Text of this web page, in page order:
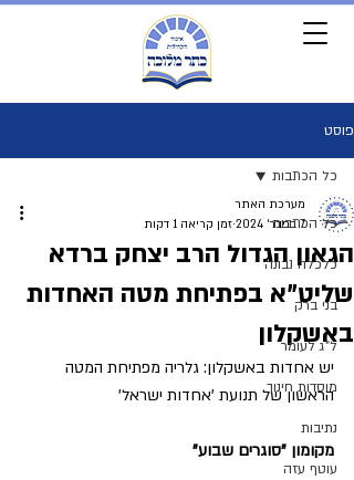
פוסט
כל הכתבות
כלכלה נבונה
בני ברק
ל"ג לעומר
מוסדות חינוך
נתיבות
עוטף עזה
כל הכתבות
הגאון הגדול הרב יצחק ברדא
שליט"א בפתיחת מטה האחדות
באשקלון
מערכת האתר
7 בפבר׳ 2024
זמן קריאה 1 דקות
יש אחדות באשקלון: גלריה מפתיחת המטה
הראשון של תנועת 'אחדות ישראל'
מקומון "סוגרים שבוע"